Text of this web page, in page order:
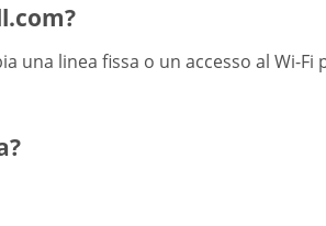
una linea fissa o un accesso al Wi-